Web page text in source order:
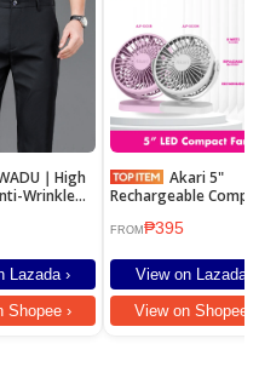
Wrinkle
Lazada ›
Shopee ›
Rechargeable
FROM₱395
View on Lazada ›
View on Shopee ›